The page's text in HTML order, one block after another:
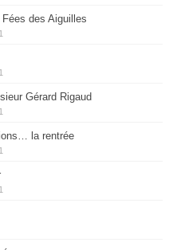
des Aiguilles
Gérard Rigaud
la rentrée